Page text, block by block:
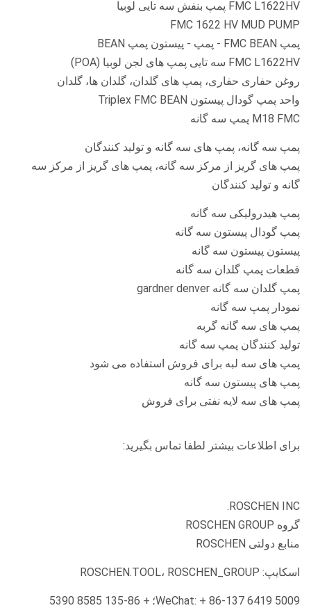
FMC L1622HV پمپ بنفش سه تایی لوبیا
FMC 1622 HV MUD PUMP
پمپ FMC BEAN - پمپ - پیستون پمپ BEAN
FMC L1622HV سه تایی پمپ های لجن لوبیا (POA)
روغن حفاری حفاری، پمپ های گلدان، گلدان ها، گلدان
واحد پمپ گودال پیستون Triplex FMC BEAN
M18 FMC پمپ سه گانه
پمپ سه گانه، پمپ های سه گانه و تولید کنندگان
پمپ های گریز از مرکز سه گانه، پمپ های گریز از مرکز سه
گانه و تولید کنندگان
پمپ هیدرولیکی سه گانه
پمپ گودال پیستون سه گانه
پیستون پیستون سه گانه
قطعات پمپ گلدان سه گانه
پمپ گلدان سه گانه gardner denver
نمودار پمپ سه گانه
پمپ های سه گانه گربه
تولید کنندگان پمپ سه گانه
پمپ های سه لبه برای فروش استفاده می شود
پمپ های پیستون سه گانه
پمپ های سه لایه نفتی برای فروش
برای اطلاعات بیشتر لطفا تماس بگیرید:
ROSCHEN INC.
گروه ROSCHEN GROUP
منابع دولتی ROSCHEN
اسکایپ: ROSCHEN.TOOL، ROSCHEN_GROUP
WeChat: + 86-137 6419 5009؛ + 86-135 8585 5390